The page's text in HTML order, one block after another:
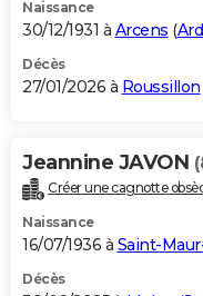
GUIDES D'ACHAT
BONS PLANS
Carte de Noël
Carte Bonne année
Carte Saint-Valentin
Carte Pâques
Carte d'anniversaire
DICTIONNAIRE
Dictionnaire
Biographies
Citations
Expressions
Proverbes
PROGRAMME TV
Naissance
30/12/1931 à Arcens (
Décès
27/01/2026 à Roussillon
Jeannine JAVON
Créer une cagnotte
Naissance
16/07/1936 à Saint-
Décès